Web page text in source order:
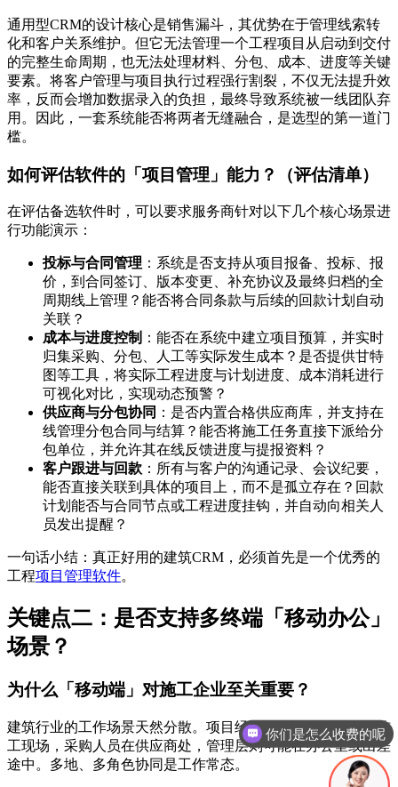
通用型CRM的设计核心是销售漏斗，其优势在于管理线索转
化和客户关系维护。但它无法管理一个工程项目从启动到交付
的完整生命周期，也无法处理材料、分包、成本、进度等关键
要素。将客户管理与项目执行过程强行割裂，不仅无法提升效
率，反而会增加数据录入的负担，最终导致系统被一线团队弃
用。因此，一套系统能否将两者无缝融合，是选型的第一道门
槛。
如何评估软件的「项目管理」能力？（评估清单）
在评估备选软件时，可以要求服务商针对以下几个核心场景进
行功能演示：
投标与合同管理 ：系统是否支持从项目报备、投标、报
价，到合同签订、版本变更、补充协议及最终归档的全
周期线上管理？能否将合同条款与后续的回款计划自动
关联？
成本与进度控制 ：能否在系统中建立项目预算，并实时
归集采购、分包、人工等实际发生成本？是否提供甘特
图等工具，将实际工程进度与计划进度、成本消耗进行
可视化对比，实现动态预警？
供应商与分包协同 ：是否内置合格供应商库，并支持在
线管理分包合同与结算？能否将施工任务直接下派给分
包单位，并允许其在线反馈进度与提报资料？
客户跟进与回款 ：所有与客户的沟通记录、会议纪要，
能否直接关联到具体的项目上，而不是孤立存在？回款
计划能否与合同节点或工程进度挂钩，并自动向相关人
员发出提醒？
一句话小结：真正好用的建筑CRM，必须首先是一个优秀的
工程项目管理软件。
关键点二：是否支持多终端「移动办公」
场景？
为什么「移动端」对施工企业至关重要？
建筑行业的工作场景天然分散。项目经理、施工员、监理在施
工现场，采购人员在供应商处，管理层则可能在办公室或出差
途中。多地、多角色协同是工作常态。
你们是怎么收费的呢
现在有优惠活动吗